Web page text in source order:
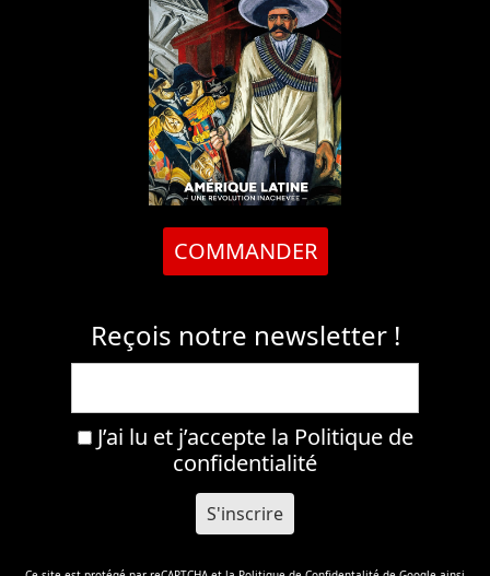
COMMANDER
Reçois notre newsletter !
J’ai lu et j’accepte la Politique de
confidentialité